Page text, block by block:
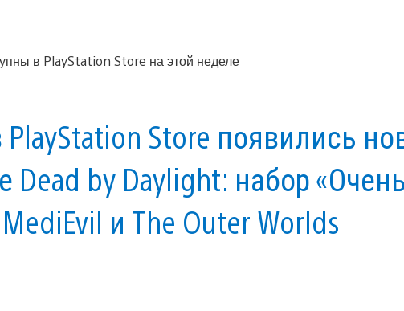
Store появились
Dead by Daylight: набор «Очень
и The Outer Worlds